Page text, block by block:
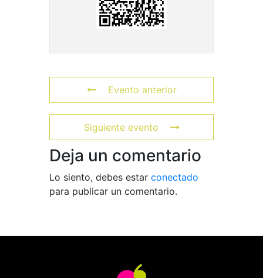
Evento anterior
Siguiente evento
Deja un comentario
Lo siento, debes estar conectado
para publicar un comentario.